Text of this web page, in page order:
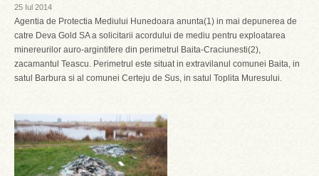
25 Iul 2014
Agentia de Protectia Mediului Hunedoara anunta(1) in mai depunerea de
catre Deva Gold SA a solicitarii acordului de mediu pentru exploatarea
minereurilor auro-argintifere din perimetrul Baita-Craciunesti(2),
zacamantul Teascu. Perimetrul este situat in extravilanul comunei Baita, in
satul Barbura si al comunei Certeju de Sus, in satul Toplita Muresului.